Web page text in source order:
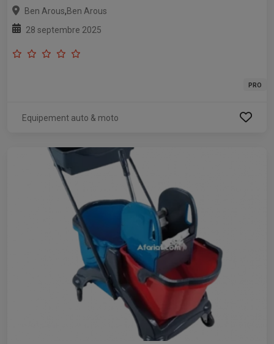
Ben Arous,Ben Arous
28 septembre 2025
PRO
Equipement auto & moto